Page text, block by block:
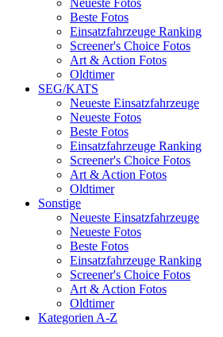
Neueste Fotos
Beste Fotos
Einsatzfahrzeuge Ranking
Screener's Choice Fotos
Art & Action Fotos
Oldtimer
SEG/KATS
Neueste Einsatzfahrzeuge
Neueste Fotos
Beste Fotos
Einsatzfahrzeuge Ranking
Screener's Choice Fotos
Art & Action Fotos
Oldtimer
Sonstige
Neueste Einsatzfahrzeuge
Neueste Fotos
Beste Fotos
Einsatzfahrzeuge Ranking
Screener's Choice Fotos
Art & Action Fotos
Oldtimer
Kategorien A-Z